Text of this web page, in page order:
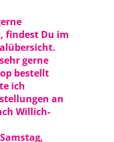
findest Du im
gerne
bestellt
ich
an
Willich-